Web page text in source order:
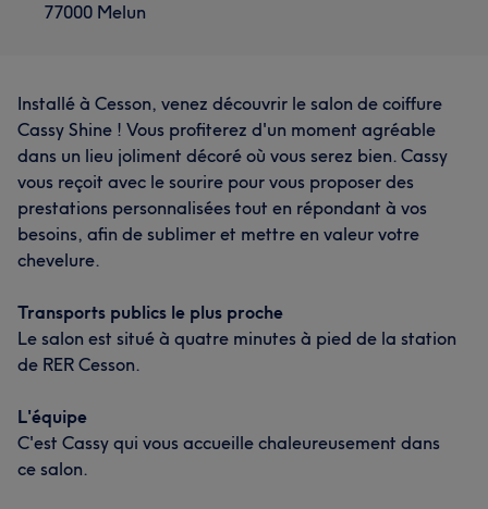
77000 Melun
Installé à Cesson, venez découvrir le salon de coiffure
Cassy Shine ! Vous profiterez d'un moment agréable
dans un lieu joliment décoré où vous serez bien. Cassy
vous reçoit avec le sourire pour vous proposer des
prestations personnalisées tout en répondant à vos
besoins, afin de sublimer et mettre en valeur votre
chevelure.
Transports publics le plus proche
Le salon est situé à quatre minutes à pied de la station
de RER Cesson.
L'équipe
C'est Cassy qui vous accueille chaleureusement dans
ce salon.